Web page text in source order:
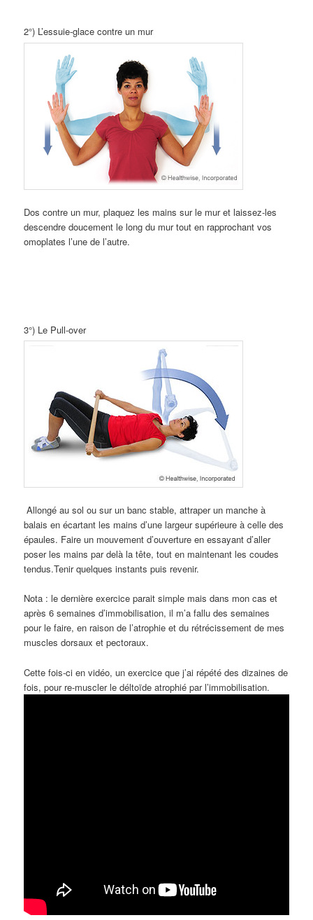
2°) L’essuie-glace contre un mur
Dos contre un mur, plaquez les mains sur le mur et laissez-les
descendre doucement le long du mur tout en rapprochant vos
omoplates l’une de l’autre.
3°) Le Pull-over
Allongé au sol ou sur un banc stable, attraper un manche à
balais en écartant les mains d’une largeur supérieure à celle des
épaules. Faire un mouvement d’ouverture en essayant d’aller
poser les mains par delà la tête, tout en maintenant les coudes
tendus.Tenir quelques instants puis revenir.
Nota : le dernière exercice parait simple mais dans mon cas et
après 6 semaines d’immobilisation, il m’a fallu des semaines
pour le faire, en raison de l’atrophie et du rétrécissement de mes
muscles dorsaux et pectoraux.
Cette fois-ci en vidéo, un exercice que j’ai répété des dizaines de
fois, pour re-muscler le déltoïde atrophié par l’immobilisation.